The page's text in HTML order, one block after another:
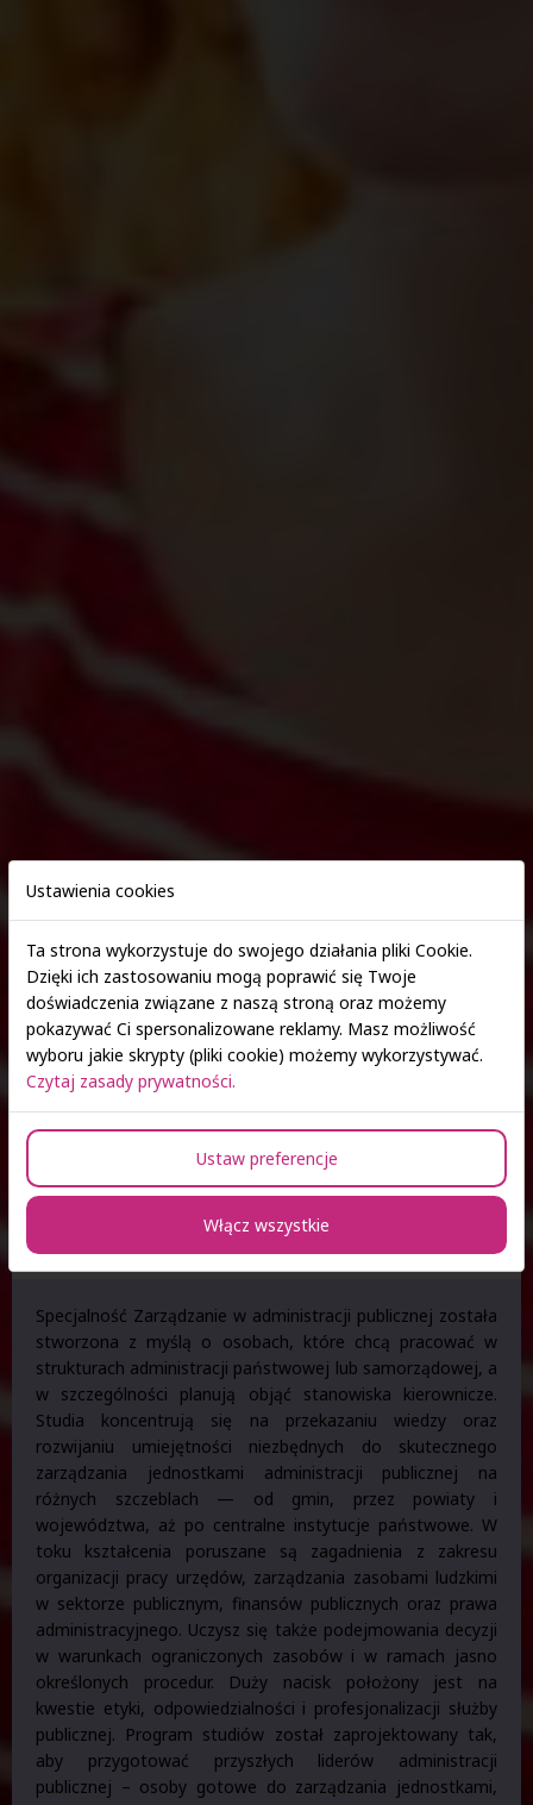
Zapisz się > E-rekrutacja
Zarządzanie w administracji
publicznej
Specjalność realizowana w ramach
kierunku Zarządzanie I stopnia
Specjalność Zarządzanie w administracji publicznej została
stworzona z myślą o osobach, które chcą pracować w
strukturach administracji państwowej lub samorządowej, a
w szczególności planują objąć stanowiska kierownicze.
Studia koncentrują się na przekazaniu wiedzy oraz
rozwijaniu umiejętności niezbędnych do skutecznego
zarządzania jednostkami administracji publicznej na
różnych szczeblach — od gmin, przez powiaty i
województwa, aż po centralne instytucje państwowe. W
toku kształcenia poruszane są zagadnienia z zakresu
organizacji pracy urzędów, zarządzania zasobami ludzkimi
w sektorze publicznym, finansów publicznych oraz prawa
administracyjnego. Uczysz się także podejmowania decyzji
w warunkach ograniczonych zasobów i w ramach jasno
określonych procedur. Duży nacisk położony jest na
kwestie etyki, odpowiedzialności i profesjonalizacji służby
publicznej. Program studiów został zaprojektowany tak,
aby przygotować przyszłych liderów administracji
publicznej – osoby gotowe do zarządzania jednostkami,
Ustawienia cookies
Ta strona wykorzystuje do swojego działania pliki Cookie.
Dzięki ich zastosowaniu mogą poprawić się Twoje
doświadczenia związane z naszą stroną oraz możemy
pokazywać Ci spersonalizowane reklamy. Masz możliwość
wyboru jakie skrypty (pliki cookie) możemy wykorzystywać.
Czytaj zasady prywatności.
Ustaw preferencje
Włącz wszystkie